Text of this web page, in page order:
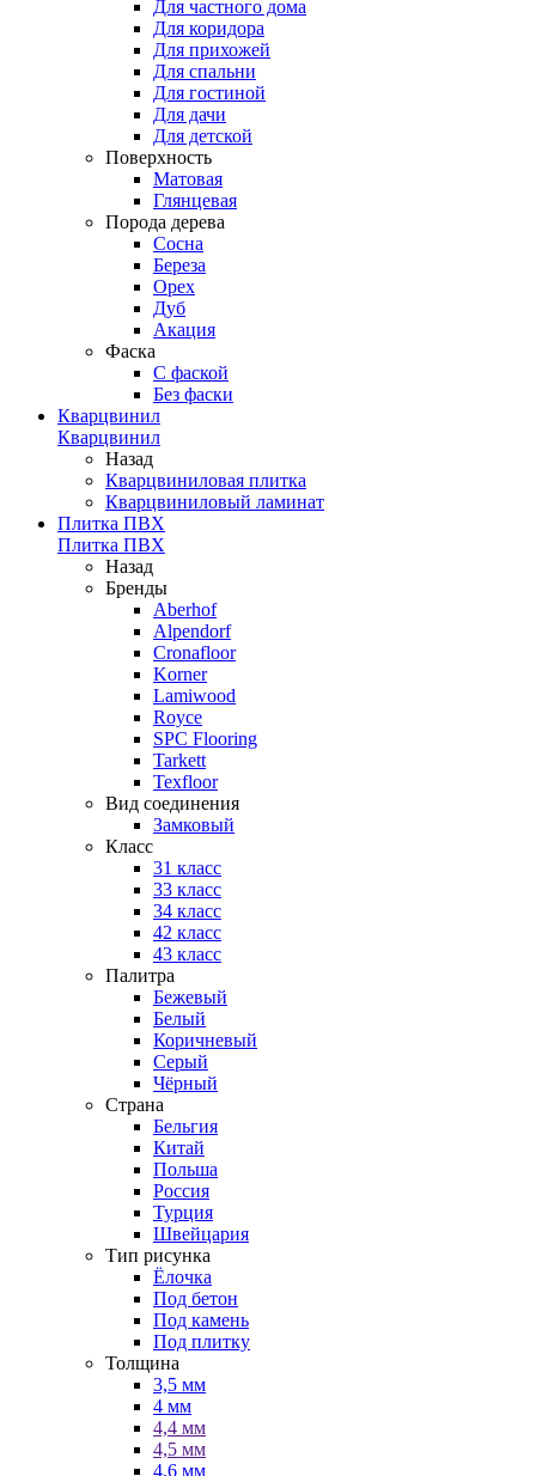
Для частного дома
Для коридора
Для прихожей
Для спальни
Для гостиной
Для дачи
Для детской
Поверхность
Матовая
Глянцевая
Порода дерева
Сосна
Береза
Орех
Дуб
Акация
Фаска
С фаской
Без фаски
Кварцвинил
Кварцвинил
Назад
Кварцвиниловая плитка
Кварцвиниловый ламинат
Плитка ПВХ
Плитка ПВХ
Назад
Бренды
Aberhof
Alpendorf
Cronafloor
Korner
Lamiwood
Royce
SPC Flooring
Tarkett
Texfloor
Вид соединения
Замковый
Класс
31 класс
33 класс
34 класс
42 класс
43 класс
Палитра
Бежевый
Белый
Коричневый
Серый
Чёрный
Страна
Бельгия
Китай
Польша
Россия
Турция
Швейцария
Тип рисунка
Ёлочка
Под бетон
Под камень
Под плитку
Толщина
3,5 мм
4 мм
4,4 мм
4,5 мм
4,6 мм